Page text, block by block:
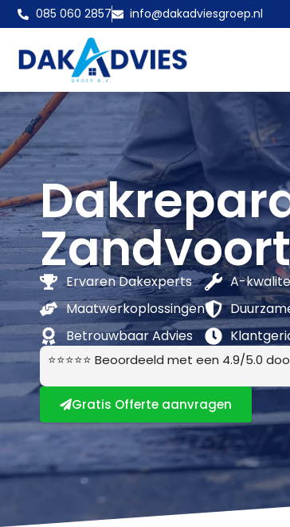
085 060 2857 info@dakadviesgroep.nl
Zandvoort
Ervaren Dakexperts
Maatwerkoplossingen
Betrouwbaar Advies
A-
⭐⭐⭐⭐⭐ Beoordeeld met een 4.9/5.0
Gratis Offerte aanvragen